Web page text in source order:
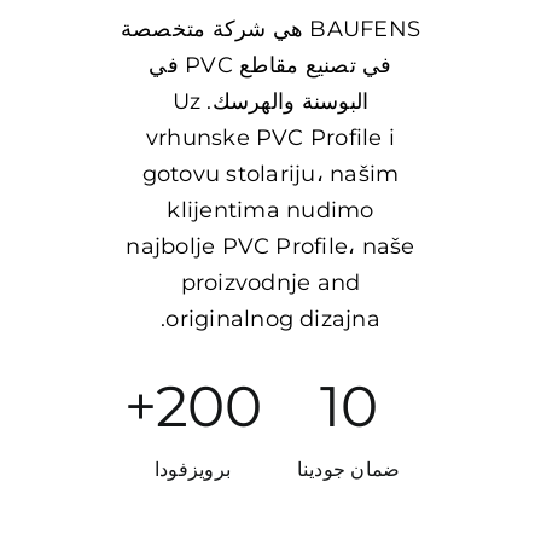
BAUFENS هي شركة متخصصة
في تصنيع مقاطع PVC في
البوسنة والهرسك. Uz
vrhunske PVC Profile i
gotovu stolariju، našim
klijentima nudimo
najbolje PVC Profile، naše
proizvodnje and
originalnog dizajna.
10
ضمان جودينا
200+
برويزفودا